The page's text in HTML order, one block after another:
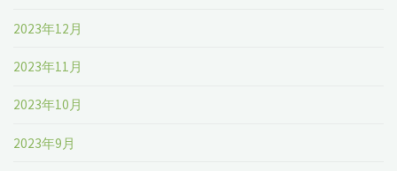
2023年12月
2023年11月
2023年10月
2023年9月